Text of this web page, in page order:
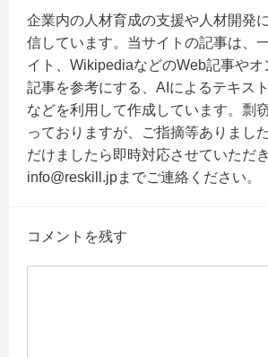
企業内の人材育成の支援や人材開発
信しています。当サイトの記事は、
イト、WikipediaなどのWeb記事やオ
記事を参考にする、AIによるテキス
などを利用して作成しています。剽
っておりますが、ご指摘等ありまし
だけましたら即時対応させていただき
info@reskill.jpまでご連絡ください。
コメントを残す